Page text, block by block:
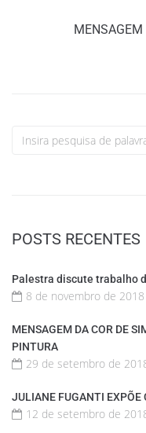
MENSAGEM
POSTS RECENTES
Palestra discute trabalho
8 de novembro de 2018
MENSAGEM DA COR DE
PINTURA
29 de setembro de
JULIANE FUGANTI EXPÕE
12 de setembro de